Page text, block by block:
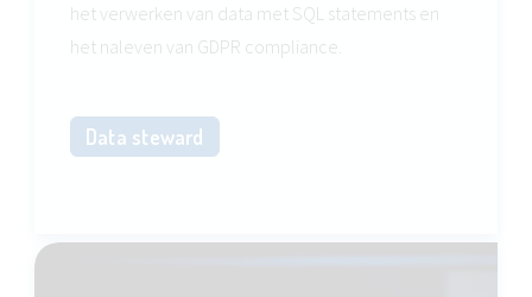
het verwerken van data met SQL statements en
het naleven van GDPR compliance.
Data steward